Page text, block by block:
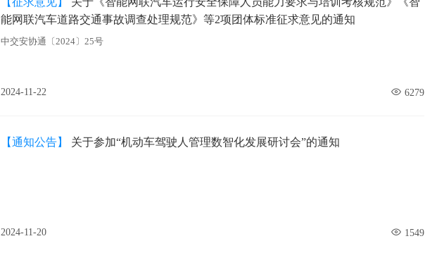
能网联汽车道路交通事故调查处理规范》等2项团体标准征求意见的通知
中交安协通〔2024〕25号
2024-11-22 6279
【通知公告】 关于参加“机动车驾驶人管理数智化发展研讨会”的通知
2024-11-20 1549